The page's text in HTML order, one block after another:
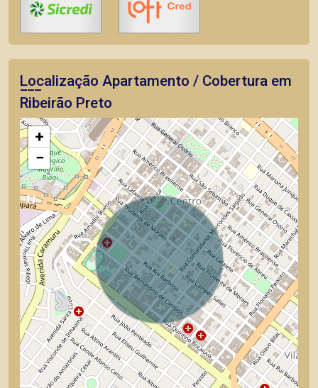
Localização Apartamento / Cobertura em
Ribeirão Preto
+
−